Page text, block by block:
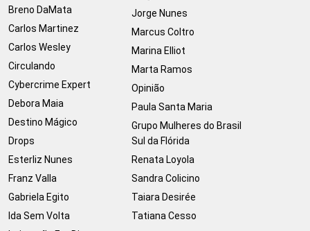
Breno DaMata
Carlos Martinez
Carlos Wesley
Circulando
Cybercrime Expert
Debora Maia
Destino Mágico
Drops
Esterliz Nunes
Franz Valla
Gabriela Egito
Ida Sem Volta
Jorge Nunes
Marcus Coltro
Marina Elliot
Marta Ramos
Opinião
Paula Santa Maria
Grupo Mulheres do Brasil
Sul da Flórida
Renata Loyola
Sandra Colicino
Taiara Desirée
Tatiana Cesso